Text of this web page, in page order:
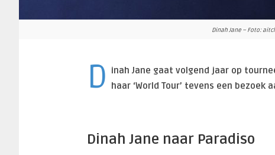
Dinah Jane – Foto:
D
inah Jane gaat volgend jaar op
haar ‘World Tour’ tevens een bezoek
Dinah Jane naar Paradiso